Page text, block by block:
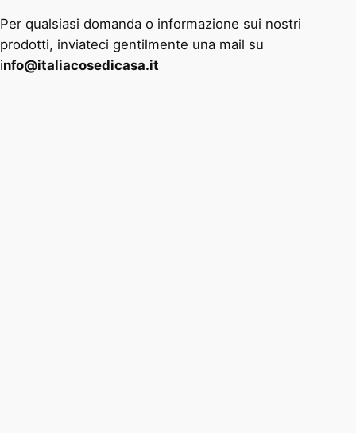
Per qualsiasi domanda o informazione sui nostri
prodotti, inviateci gentilmente una mail su
info@italiacosedicasa.it